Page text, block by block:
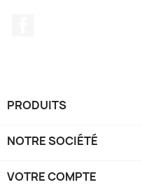
PRODUITS
NOTRE SOCIÉTÉ
VOTRE COMPTE